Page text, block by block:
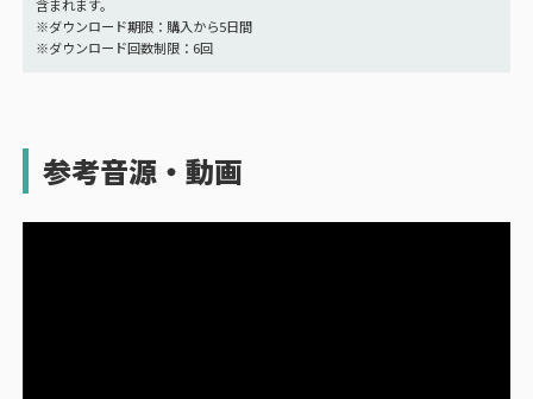
含まれます。
※ダウンロード期限：購入から5日間
※ダウンロード回数制限：6回
参考音源・動画